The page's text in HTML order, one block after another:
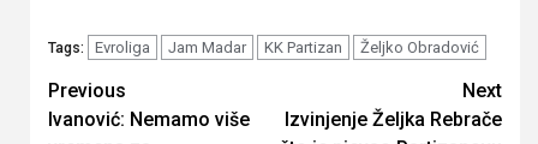
Tags: Evroliga Jam Madar KK Partizan Željko Obradović
Continue
Reading
Previous
Ivanović: Nemamo više
Next
Izvinjenje Željka Rebrače